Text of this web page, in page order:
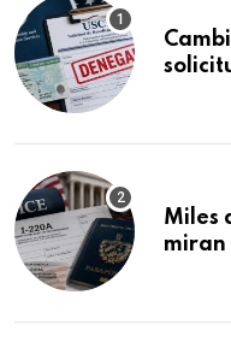
Miles
miran